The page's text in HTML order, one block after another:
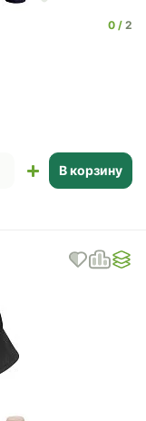
0
2
В корзину